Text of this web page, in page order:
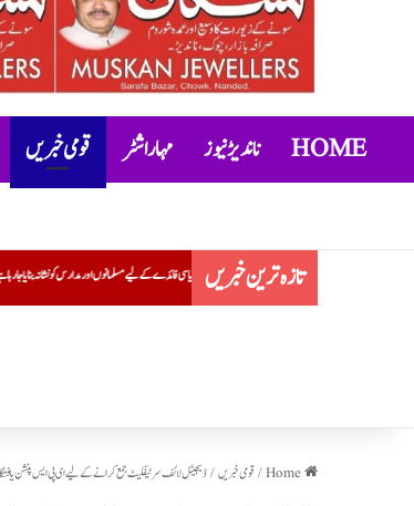
HOME ناندیڑ نیوز مہاراشٹر قومی خبریں
تازہ ترین خبریں عتیق احمد کے بیٹے سیاسی فائدے کے لیے مسلمانوں اور مدارس کو نشانہ بنایا جا رہا ہے: ارشد مدنی
/قومی خبریں/ڈیجیٹل لائف سرٹیفکیٹ جمع کرانے کے لیے ای پی ایس پنشن